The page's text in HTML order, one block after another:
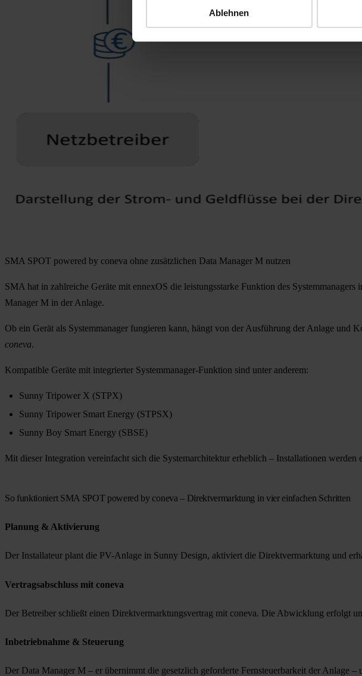
Ablehnen
SMA SPOT powered by coneva ohne zusätzlichen Data Manager M nutzen
SMA hat in zahlreiche Geräte mit ennexOS die leistungsstarke Funktion des Systemmanagers
Manager M in der Anlage.
Ob ein Gerät als Systemmanager fungieren kann, hängt von der Ausführung der Anlage
coneva.
Kompatible Geräte mit integrierter Systemmanager-Funktion sind unter anderem:
Sunny Tripower X (STPX)
Sunny Tripower Smart Energy (STPSX)
Sunny Boy Smart Energy (SBSE)
Mit dieser Integration vereinfacht sich die Systemarchitektur erheblich – Installationen werden
So funktioniert SMA SPOT powered by coneva – Direktvermarktung in vier einfachen Schritten
Planung & Aktivierung
Der Installateur plant die PV-Anlage in Sunny Design, aktiviert die Direktvermarktung und
Vertragsabschluss mit coneva
Der Betreiber schließt einen Direktvermarktungsvertrag mit coneva. Die Abwicklung erfolgt
Inbetriebnahme & Steuerung
Der Data Manager M – er übernimmt die gesetzlich geforderte Fernsteuerbarkeit der Anlage